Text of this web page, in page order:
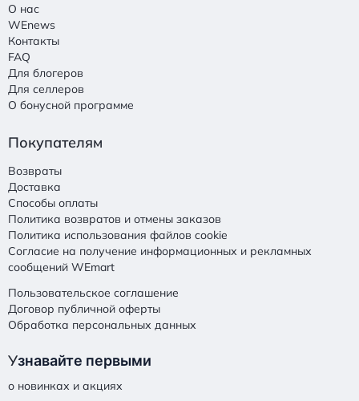
О нас
WEnews
Контакты
FAQ
Для блогеров
Для селлеров
О бонусной программе
Покупателям
Возвраты
Доставка
Способы оплаты
Политика возвратов и отмены заказов
Политика использования файлов cookie
Согласие на получение информационных и рекламных
сообщений WEmart
Пользовательское соглашение
Договор публичной оферты
Обработка персональных данных
Узнавайте первыми
о новинках и акциях